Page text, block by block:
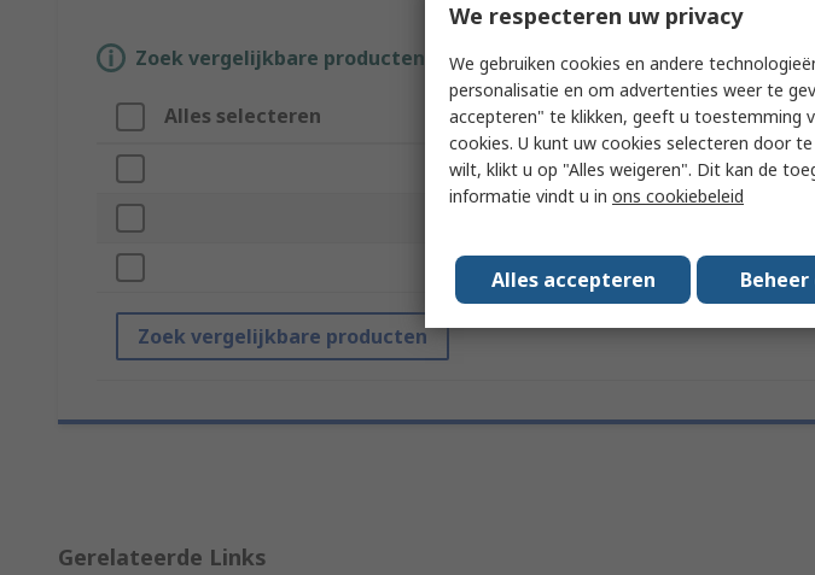
Zoek vergelijkbare producten door een of meer kenmerken te
Alles selecteren Attribuut
Merk
Zoek vergelijkbare producten
Gerelateerde Links
We respecteren uw privacy
We gebruiken cookies en andere
personalisatie en om advertenties weer te
accepteren" te klikken, geeft u toestemming
cookies. U kunt uw cookies selecteren door
wilt, klikt u op "Alles weigeren". Dit kan de
informatie vindt u in ons cookiebeleid
Alles accepteren